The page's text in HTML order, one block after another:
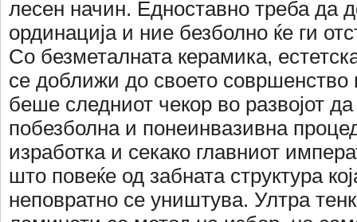
лесен начин. Едноставно треба да
ординација и ние безболно ќе ги
Со безметалната керамика,
се доближи до своето
беше следниот чекор во развојот
побезболна и понеинвазивна
изработка и секако главниот
што повеќе од забната структура
неповратно се уништува. Ултра